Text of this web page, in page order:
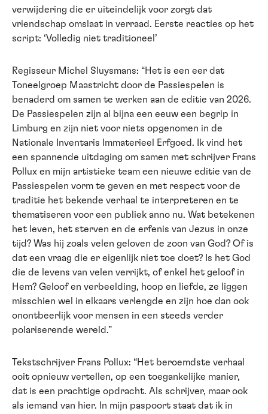
verwijdering die er uiteindelijk voor zorgt dat
vriendschap omslaat in verraad. Eerste reacties op het
script: ‘Volledig niet traditioneel’
Regisseur Michel Sluysmans: “Het is een eer dat
Toneelgroep Maastricht door de Passiespelen is
benaderd om samen te werken aan de editie van 2026.
De Passiespelen zijn al bijna een eeuw een begrip in
Limburg en zijn niet voor niets opgenomen in de
Nationale Inventaris Immaterieel Erfgoed. Ik vind het
een spannende uitdaging om samen met schrijver Frans
Pollux en mijn artistieke team een nieuwe editie van de
Passiespelen vorm te geven en met respect voor de
traditie het bekende verhaal te interpreteren en te
thematiseren voor een publiek anno nu. Wat betekenen
het leven, het sterven en de erfenis van Jezus in onze
tijd? Was hij zoals velen geloven de zoon van God? Of is
dat een vraag die er eigenlijk niet toe doet? Is het God
die de levens van velen verrijkt, of enkel het geloof in
Hem? Geloof en verbeelding, hoop en liefde, ze liggen
misschien wel in elkaars verlengde en zijn hoe dan ook
onontbeerlijk voor mensen in een steeds verder
polariserende wereld.”
Tekstschrijver Frans Pollux: “Het beroemdste verhaal
ooit opnieuw vertellen, op een toegankelijke manier,
dat is een prachtige opdracht. Als schrijver, maar ook
als iemand van hier. In mijn paspoort staat dat ik in